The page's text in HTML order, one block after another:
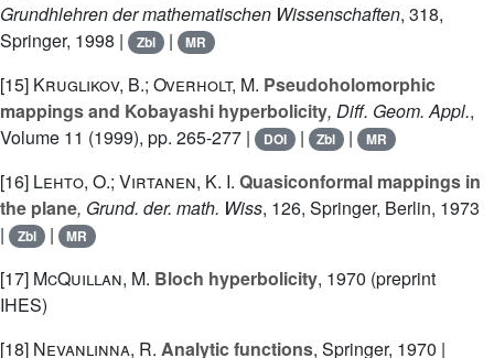
Grundhlehren der mathematischen Wissenschaften, 318,
Springer, 1998 |
Zbl | MR
[15] Kruglikov, B.; Overholt, M. Pseudoholomorphic
mappings and Kobayashi hyperbolicity, Diff. Geom. Appl.,
Volume 11 (1999), pp. 265-277 | DOI | Zbl | MR
[16] Lehto, O.; Virtanen, K. I. Quasiconformal mappings in
the plane, Grund. der. math. Wiss, 126, Springer, Berlin, 1973
|
Zbl | MR
[17] McQuillan, M. Bloch hyperbolicity, 1970 (preprint
IHES)
[18] Nevanlinna, R. Analytic functions, Springer, 1970 |